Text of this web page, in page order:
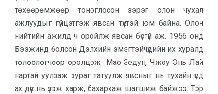
төхөөрөмжөөр тоноглосон зэрэг олон чухал
ажлуудыг гүйцэтгэж явсан түүхтэй юм байна. Олон
нийтийн ажилд ч оройлж явсан бүсгүй аж. 1956 онд
Бээжинд болсон Дэлхийн эмэгтэйчүүдийн их хуралд
төлөөлөгчөөр оролцож Мао Зедун, Чжоу Энь Лай
нартай уулзаж зураг татуулж явсныг нь тухайн үед
ах дүүс нь үзэж харж, бахархаж шагшиж байжээ. Тэр